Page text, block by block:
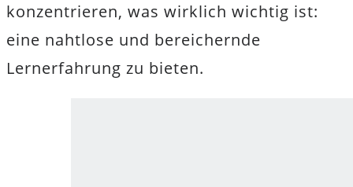
konzentrieren, was wirklich wichtig ist:
eine nahtlose und bereichernde
Lernerfahrung zu bieten.